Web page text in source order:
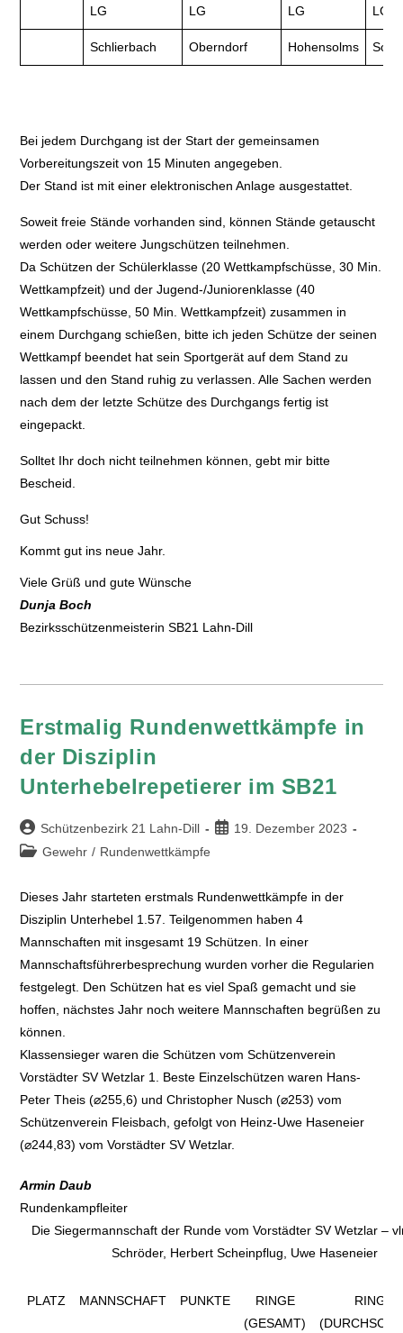
LG LG LG LG
Schlierbach Oberndorf Hohensolms
Bei jedem Durchgang ist der Start der gemeinsamen
Vorbereitungszeit von 15 Minuten angegeben.
Der Stand ist mit einer elektronischen Anlage ausgestattet.
Soweit freie Stände vorhanden sind, können Stände getauscht
werden oder weitere Jungschützen teilnehmen.
Da Schützen der Schülerklasse (20 Wettkampfschüsse, 30 Min.
Wettkampfzeit) und der Jugend-/Juniorenklasse (40
Wettkampfschüsse, 50 Min. Wettkampfzeit) zusammen in
einem Durchgang schießen, bitte ich jeden Schütze der seinen
Wettkampf beendet hat sein Sportgerät auf dem Stand zu
lassen und den Stand ruhig zu verlassen. Alle Sachen werden
nach dem der letzte Schütze des Durchgangs fertig ist
eingepackt.
Solltet Ihr doch nicht teilnehmen können, gebt mir bitte
Bescheid.
Gut Schuss!
Kommt gut ins neue Jahr.
Viele Grüß und gute Wünsche
Dunja Boch
Bezirksschützenmeisterin SB21 Lahn-Dill
Erstmalig Rundenwettkämpfe in
der Disziplin
Unterhebelrepetierer im SB21
Schützenbezirk 21 Lahn-Dill
19. Dezember 2023
Gewehr / Rundenwettkämpfe
Dieses Jahr starteten erstmals Rundenwettkämpfe in der
Disziplin Unterhebel 1.57. Teilgenommen haben 4
Mannschaften mit insgesamt 19 Schützen. In einer
Mannschaftsführerbesprechung wurden vorher die Regularien
festgelegt. Den Schützen hat es viel Spaß gemacht und sie
hoffen, nächstes Jahr noch weitere Mannschaften begrüßen zu
können.
Klassensieger waren die Schützen vom Schützenverein
Vorstädter SV Wetzlar 1. Beste Einzelschützen waren Hans-
Peter Theis (⌀255,6) und Christopher Nusch (⌀253) vom
Schützenverein Fleisbach, gefolgt von Heinz-Uwe Haseneier
(⌀244,83) vom Vorstädter SV Wetzlar.
Armin Daub
Rundenkampfleiter
Die Siegermannschaft der Runde vom Vorstädter SV Wetzlar –
Schröder, Herbert Scheinpflug, Uwe Haseneier
PLATZ MANNSCHAFT PUNKTE
RINGE
(GESAMT)
RINGE